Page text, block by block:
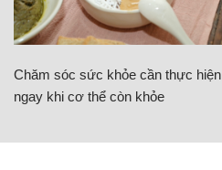
Chăm sóc sức khỏe cần thực hiện
ngay khi cơ thể còn khỏe